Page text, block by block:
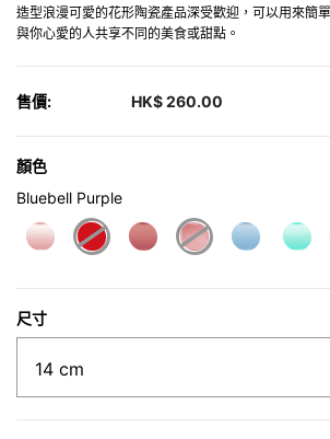
造型浪漫可愛的花形陶瓷產品深受歡迎，可以用來簡
與你心愛的人共享不同的美食或甜點。
售價: HK$ 260.00
顏色
Bluebell Purple
尺寸